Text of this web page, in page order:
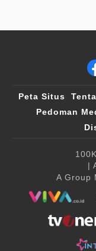
Peta Situs
Pedoman
|
A Group